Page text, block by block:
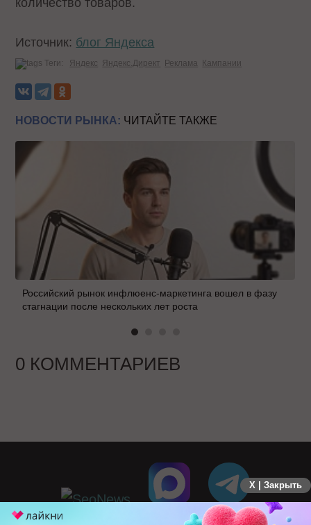
количество товаров.
Источник: блог Яндекса
Теги: Яндекс Яндекс.Директ Реклама Кампании
НОВОСТИ РЫНКА: ЧИТАЙТЕ ТАКЖЕ
Российский рынок инфлюенс-маркетинга вошел в фазу
стагнации после нескольких лет роста
0 КОММЕНТАРИЕВ
X | Закрыть